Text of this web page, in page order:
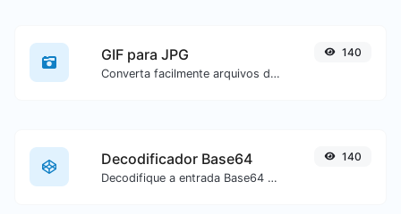
GIF para JPG
Converta facilmente arquivos de imagem GIF para JPG.
140
Decodificador Base64
Decodifique a entrada Base64 de volta para texto.
140